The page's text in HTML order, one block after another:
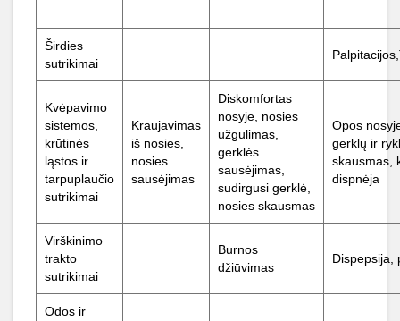
Širdies
sutrikimai
Kvėpavimo
sistemos,
krūtinės
ląstos ir
tarpuplaučio
sutrikimai
Kraujavimas
iš nosies,
nosies
sausėjimas
Diskomfortas
nosyje, nosies
užgulimas,
gerklės
sausėjimas,
sudirgusi gerklė,
nosies skausmas
Opos
gerklų ir
skausmas,
dispnėja
Virškinimo
trakto
sutrikimai
Burnos
džiūvimas
Dispepsija,
Odos ir